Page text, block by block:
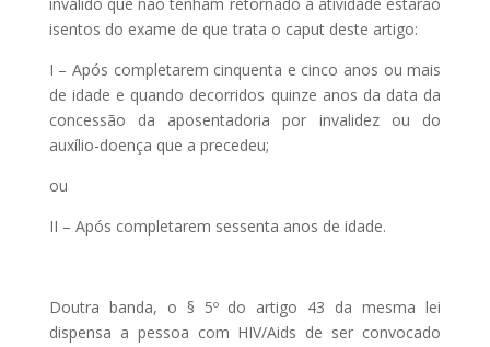
isentos do exame de que trata o caput deste artigo:
I – Após completarem cinquenta e cinco anos ou mais
de idade e quando decorridos quinze anos da data da
concessão da aposentadoria por invalidez ou do
auxílio-doença que a precedeu;
ou
II – Após completarem sessenta anos de idade.
Doutra banda, o § 5º do artigo 43 da mesma lei
dispensa a pessoa com HIV/Aids de ser convocado